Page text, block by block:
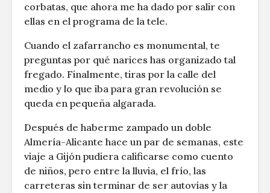
corbatas, que ahora me ha dado por salir con
ellas en el programa de la tele.
Cuando el zafarrancho es monumental, te
preguntas por qué narices has organizado tal
fregado. Finalmente, tiras por la calle del
medio y lo que iba para gran revolución se
queda en pequeña algarada.
Después de haberme zampado un doble
Almería-Alicante hace un par de semanas, este
viaje a Gijón pudiera calificarse como cuento
de niños, pero entre la lluvia, el frío, las
carreteras sin terminar de ser autovías y la